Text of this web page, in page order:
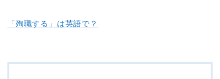
「殉職する」は英語で？